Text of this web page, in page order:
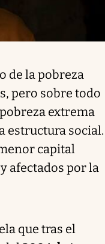
de la pobreza
pero sobre todo
extrema
estructura social.
capital
afectados por la
que tras el